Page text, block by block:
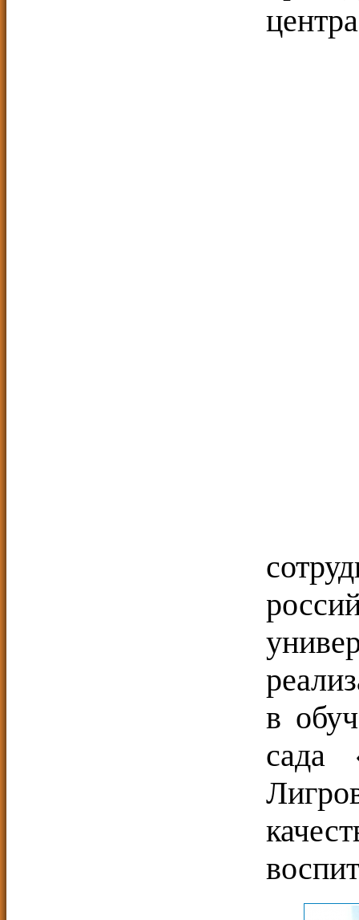
в
сада